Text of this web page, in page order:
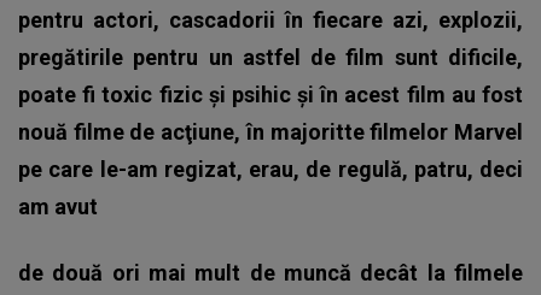
pentru actori, cascadorii în fiecare azi, explozii,
pregătirile pentru un astfel de film sunt dificile,
poate fi toxic fizic şi psihic şi în acest film au fost
nouă filme de acţiune, în majoritte filmelor Marvel
pe care le-am regizat, erau, de regulă, patru, deci
am avut
de două ori mai mult de muncă decât la filmele